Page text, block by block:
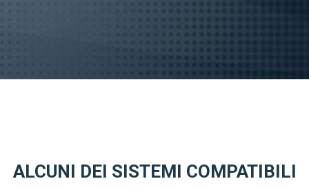
ALCUNI DEI SISTEMI COMPATIBILI